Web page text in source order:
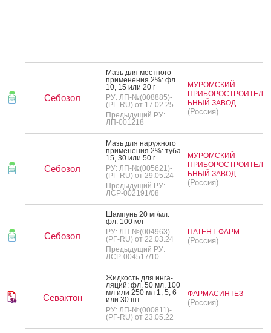
Себозол
Мазь для мес­тно­го
при­мене­ния 2%: фл.
10, 15 или 20 г
РУ: ЛП-№(008885)-
(РГ-RU) от 17.02.25
Предыдущий РУ:
ЛП-001218
МУРОМСКИЙ
ПРИБОРОСТРОИТЕЛ
ЬНЫЙ ЗАВОД
(Россия)
Себозол
Мазь для на­руж­но­го
при­мене­ния 2%: ту­ба
15, 30 или 50 г
РУ: ЛП-№(005621)-
(РГ-RU) от 29.05.24
Предыдущий РУ:
ЛСР-002191/08
МУРОМСКИЙ
ПРИБОРОСТРОИТЕЛ
ЬНЫЙ ЗАВОД
(Россия)
Себозол
Шам­пунь 20 мг/мл:
фл. 100 мл
РУ: ЛП-№(004963)-
(РГ-RU) от 22.03.24
Предыдущий РУ:
ЛСР-004517/10
ПАТЕНТ-ФАРМ
(Россия)
Севактон
Жид­кость для ин­га­
ляций: фл. 50 мл, 100
мл или 250 мл 1, 5, 6
или 30 шт.
РУ: ЛП-№(000811)-
(РГ-RU) от 23.05.22
ФАРМАСИНТЕЗ
(Россия)